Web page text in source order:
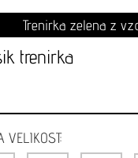
Trenirka zelena z
trenirka
VELIKOST: